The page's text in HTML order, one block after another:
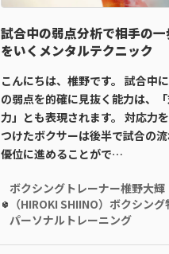
試合中の弱点分析で相手の一
をいくメンタルテクニック
こんにちは、椎野です。 試合中
の弱点を的確に見抜く能力は、
力」とも表現されます。 対応力
つけたボクサーは後半で試合の
優位に進めることがで…
ボクシングトレーナー椎野大輝
（HIROKI SHIINO）ボクシン
パーソナルトレーニング